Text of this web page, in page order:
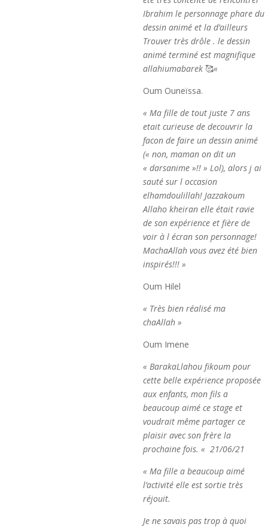
Ibrahim le personnage phare du
dessin animé et la d’ailleurs
Trouver très drôle . le dessin
animé terminé est magnifique
allahiumabarek 🥰«
Oum Ouneïssa.
« Ma fille de tout juste 7 ans
etait curieuse de decouvrir la
facon de faire un dessin animé
(« non, maman on dit un
« darsanime »!! » Lol), alors j ai
sauté sur l occasion
elhamdoulillah! Jazzakoum
Allaho kheiran elle était ravie
de son expérience et fière de
voir à l écran son personnage!
MachaAllah vous avez été bien
inspirés!!! »
Oum Hilel
« Très bien réalisé ma
chaAllah »
Oum Imene
« BarakaLlahou fikoum pour
cette belle expérience proposée
aux enfants, mon fils a
beaucoup aimé ce stage et
voudrait même partager ce
plaisir avec son frère la
prochaine fois. « 21/06/21
« Ma fille a beaucoup aimé
l’activité elle est sortie très
réjouit.
Je ne savais pas trop à quoi